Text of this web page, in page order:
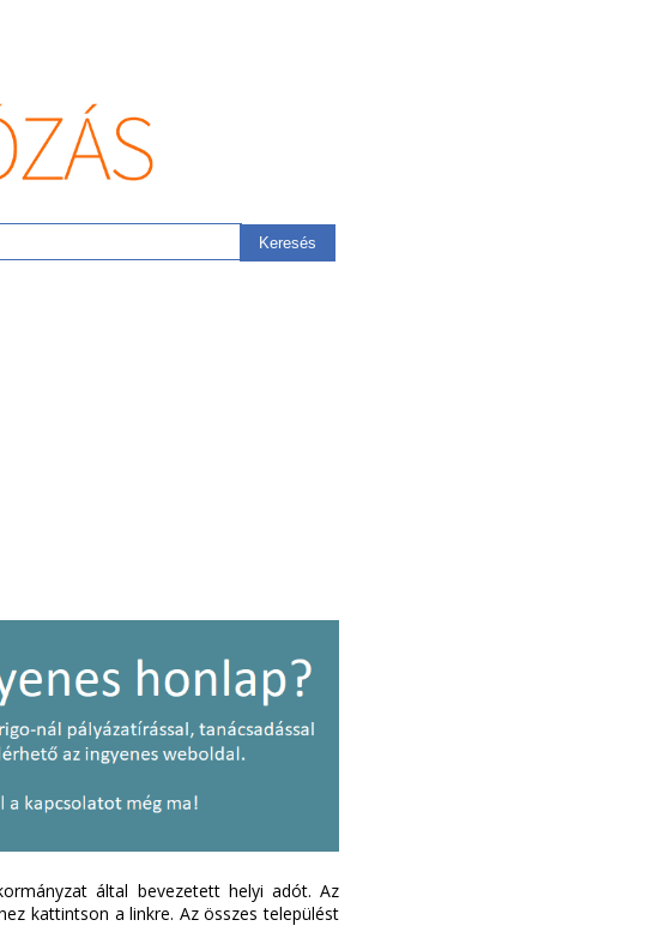
által bevezetett helyi adót. Az
kattintson a linkre. Az összes települést